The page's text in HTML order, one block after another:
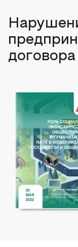
договора